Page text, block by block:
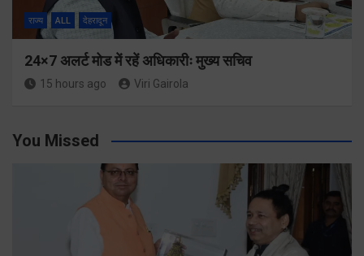
राज्य ALL देहरादून
24×7 अलर्ट मोड में रहें अधिकारीः मुख्य सचिव
15 hours ago Viri Gairola
You Missed